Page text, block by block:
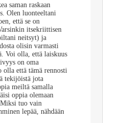
saman raskaan
Olen luonteeltani
että se on
itsekriittisen
neitsyt) ja
olisin varmasti
Voi olla, että laiskuus
on oma
olla että tämä rennosti
tekijöistä jota
meiltä samalla
oppia olemaan
tuo vain
lepää, nähdään